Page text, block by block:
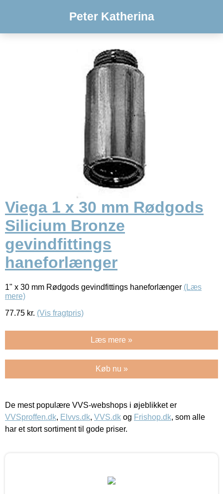
Peter Katherina
Viega 1 x 30 mm Rødgods
Silicium Bronze
gevindfittings
haneforlænger
1" x 30 mm Rødgods gevindfittings haneforlænger (Læs
mere)
77.75 kr. (Vis fragtpris)
Læs mere »
Køb nu »
De mest populære VVS-webshops i øjeblikket er
VVSproffen.dk, Elvvs.dk, VVS.dk og Frishop.dk, som alle
har et stort sortiment til gode priser.